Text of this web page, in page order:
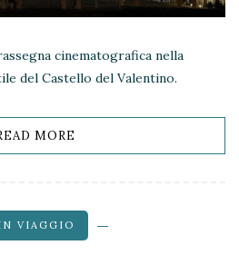
cinematografica nella
del Castello del Valentino.
MORE
VIAGGIO